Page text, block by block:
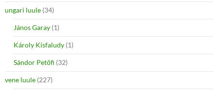
ungari luule (34)
János Garay (1)
Károly Kisfaludy (1)
Sándor Petőfi (32)
vene luule (227)